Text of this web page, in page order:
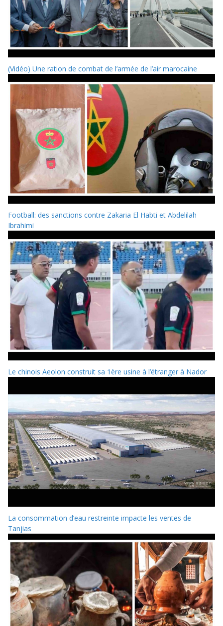
(Vidéo) Une ration de combat de l’armée de l’air marocaine
Football: des sanctions contre Zakaria El Habti et Abdelilah
Ibrahimi
Le chinois Aeolon construit sa 1ère usine à l’étranger à Nador
La consommation d’eau restreinte impacte les ventes de
Tanjias